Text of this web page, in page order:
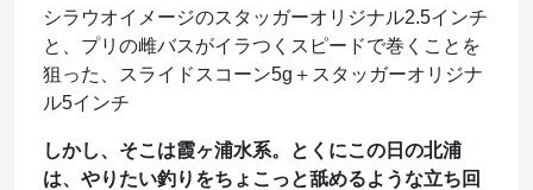
シラウオイメージのスタッガーオリジナル2.5インチ
と、プリの雌バスがイラつくスピードで巻くことを
狙った、スライドスコーン5g＋スタッガーオリジナ
ル5インチ
しかし、そこは霞ヶ浦水系。とくにこの日の北浦
は、やりたい釣りをちょこっと舐めるような立ち回